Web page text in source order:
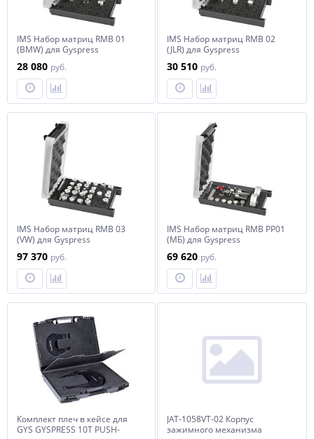
IMS Набор матриц RMB 01
(BMW) для Gyspress
28 080 руб.
IMS Набор матриц RMB 02
(JLR) для Gyspress
30 510 руб.
IMS Набор матриц RMB 03
(VW) для Gyspress
97 370 руб.
IMS Набор матриц RMB PP01
(МБ) для Gyspress
69 620 руб.
Комплект плеч в кейсе для
GYS GYSPRESS 10T PUSH-
JAT-1058VT-02 Корпус
зажимного механизма